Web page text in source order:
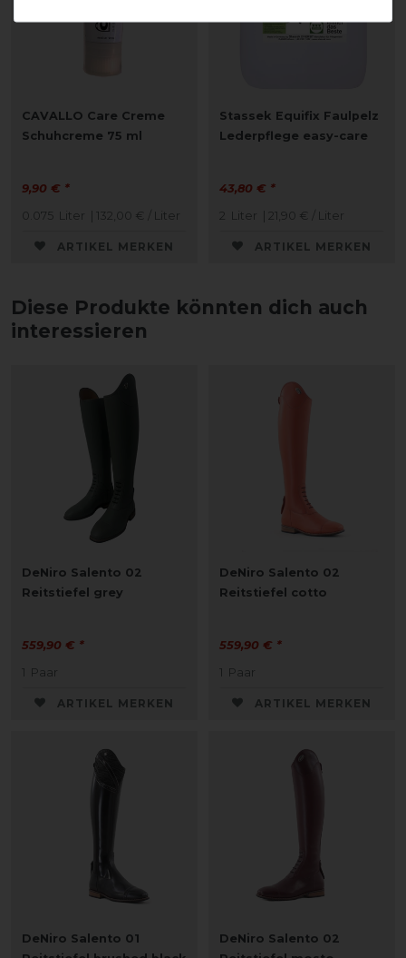
CAVALLO Care Creme
Schuhcreme 75 ml
9,90 € *
0.075 Liter | 132,00 € / Liter
ARTIKEL MERKEN
Stassek Equifix Faulpelz
Lederpflege easy-care
43,80 € *
2 Liter | 21,90 € / Liter
ARTIKEL MERKEN
Diese Produkte könnten dich auch
interessieren
DeNiro Salento 02
Reitstiefel grey
559,90 € *
1 Paar
ARTIKEL MERKEN
DeNiro Salento 02
Reitstiefel cotto
559,90 € *
1 Paar
ARTIKEL MERKEN
DeNiro Salento 01
DeNiro Salento 02